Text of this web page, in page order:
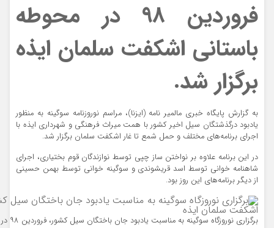
فروردین ۹۸ در محوطه
باستانی اشکفت سلمان ایذه
برگزار شد.
به گزارش پایگاه خبری مالمیر نامه (ایزنا)، مراسم نوروزنامه سوگینه به منظور
یادبود درگذشتگان سیل اخیر کشور با همت میراث فرهنگی و شهرداری ایذه با
اجرای برنامه‌های مختلف و حمل شمع تا غار اشکفت سلمان برگزار شد.
در این برنامه علاوه بر نواختن ساز چپی توسط نوازندگان قوم بختیاری، اجرای
شاهنامه خوانی توسط اسد قریشوندی و سوگینه خوانی توسط بهمن حسینی
از دیگر برنامه‌های این روز بود.
برگزاری نوروزگاه سوگینه به مناسبت یادبود جان باختگان سیل کشور، فروردین ۹۸ در محوطه باستانی اشکفت سلمان ایذه